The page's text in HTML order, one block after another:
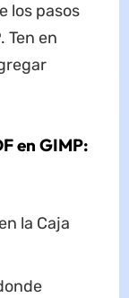
los pasos
Ten en
en GIMP:
la Caja